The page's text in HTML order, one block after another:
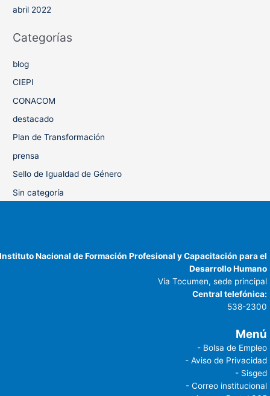
abril 2022
Categorías
blog
CIEPI
CONACOM
destacado
Plan de Transformación
prensa
Sello de Igualdad de Género
Sin categoría
Instituto Nacional de Formación Profesional y Capacitación para el
Desarrollo Humano
Vía Tocumen, sede principal
Central telefónica:
538-2300
Menú
- Bolsa de Empleo
- Aviso de Privacidad
- Sisged
- Correo institucional